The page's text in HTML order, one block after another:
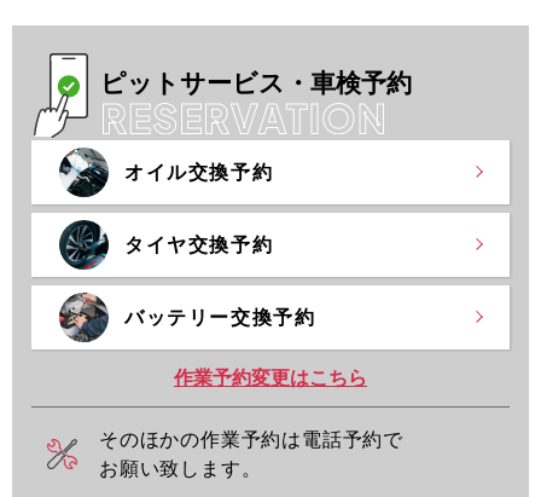
プライバシーポリシー
ピットサービス・車検予約
オイル交換予約
タイヤ交換予約
バッテリー交換予約
作業予約変更はこちら
そのほかの作業予約は電話予約で
お願い致します。